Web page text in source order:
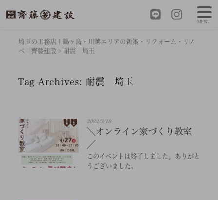
埼玉の工務店｜鶴ヶ島・川越エリアの新築・リフォーム・リノ
ベ｜齊藤建設 > 耐震 埼玉
Tag Archives: 耐震 埼玉
2022/3/18
＼オンライン家づくり教室
／
このイベントは終了しました。ありがと
うございました。
MENU